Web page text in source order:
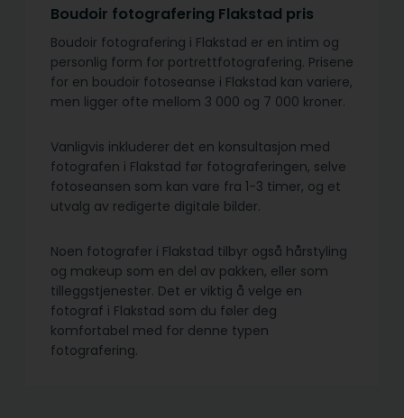
Boudoir fotografering Flakstad pris
Boudoir fotografering i Flakstad er en intim og
personlig form for portrettfotografering. Prisene
for en boudoir fotoseanse i Flakstad kan variere,
men ligger ofte mellom 3 000 og 7 000 kroner.
Vanligvis inkluderer det en konsultasjon med
fotografen i Flakstad før fotograferingen, selve
fotoseansen som kan vare fra 1-3 timer, og et
utvalg av redigerte digitale bilder.
Noen fotografer i Flakstad tilbyr også hårstyling
og makeup som en del av pakken, eller som
tilleggstjenester. Det er viktig å velge en
fotograf i Flakstad som du føler deg
komfortabel med for denne typen
fotografering.